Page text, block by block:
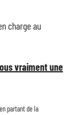
charge au
vraiment une
partant de la